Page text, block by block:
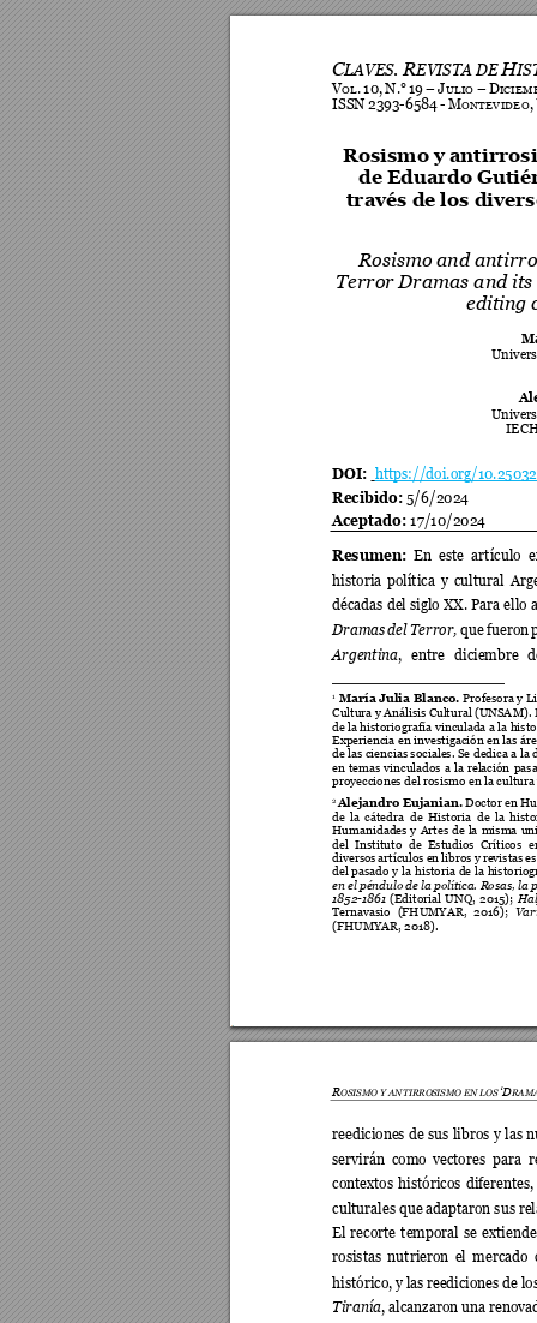
CLAVES. REVISTA DE H
VOL.10,N.°19–JULIO –D
ISSN2393-6584- MONTEVIDEO,
Rosismo y anti
de Eduardo
través de los
Rosismo and anti
Terror Dramas and its
editing
DOI: https://doi.org/
Recibido: 5/6/2024
Aceptado: 17/10/2024
Resumen: En este artículo
historia política y cultural
décadas del siglo XX. Para ello
Dramas del Terror, que fueron
Argentina, entre diciembre
1 María Julia Blanco. Profesora y L
Cultura y Análisis Cultural (UNSAM).
de la historiografía vinculada a la
Experiencia en investigación en las
de las ciencias sociales. Se dedica a la
en temas vinculados a la relación
proyecciones del rosismo en la cultura
2 Alejandro Eujanian. Doctor en
de la cátedra de Historia de la
Humanidades y Artes de la misma
del Instituto de Estudios Críticos
diversos artículos en libros y revistas es
del pasado y la historia de la
en el péndulo de la política. Rosas, la
1852-1861 (Editorial UNQ, 2015);
Ternavasio (FHUMYAR, 2016);
(FHUMYAR, 2018).
ROSISMO Y ANTIRROSISMO EN LOS ‘D
reediciones de sus libros y las
servirán como vectores para
contextos históricos diferentes,
culturales que adaptaron sus re
El recorte temporal se
rosistas nutrieron el mercado
histórico, y las reediciones de
Tiranía, alcanzaron una